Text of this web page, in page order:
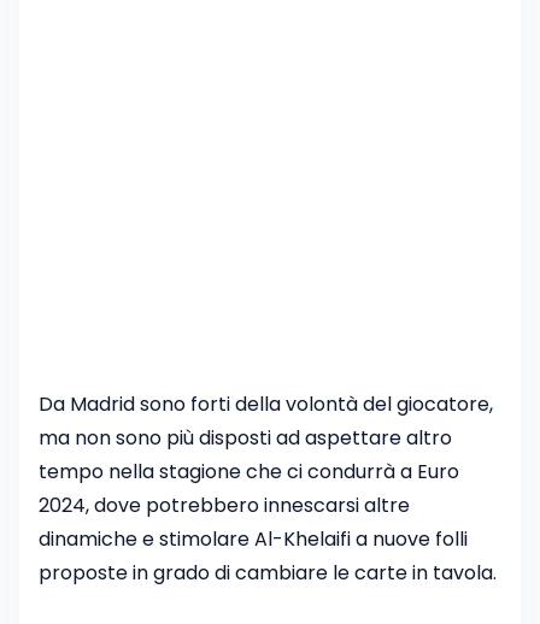
Da Madrid sono forti della volontà del giocatore,
ma non sono più disposti ad aspettare altro
tempo nella stagione che ci condurrà a Euro
2024, dove potrebbero innescarsi altre
dinamiche e stimolare Al-Khelaifi a nuove folli
proposte in grado di cambiare le carte in tavola.